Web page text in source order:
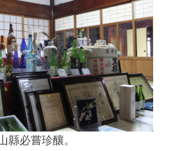
縣必嘗珍釀。